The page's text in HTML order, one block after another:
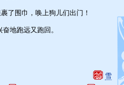
了围巾，唤上狗儿们出门！
地跑远又跑回。
雪